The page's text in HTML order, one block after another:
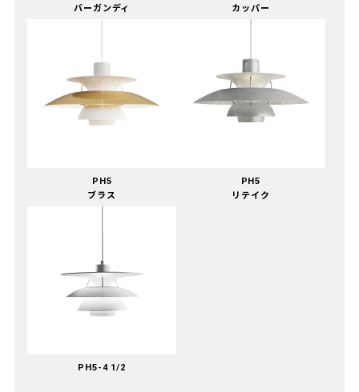
バーガンディ
カッパー
PH5
ブラス
PH5
リテイク
PH5-4 1/2